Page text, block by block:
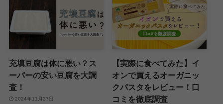
充填豆腐は体に悪い？ス
ーパーの安い豆腐を大調
査！
2024年11月27日
【実際に食べてみた】イ
オンで買えるオーガニッ
クパスタをレビュー！口
コミを徹底調査